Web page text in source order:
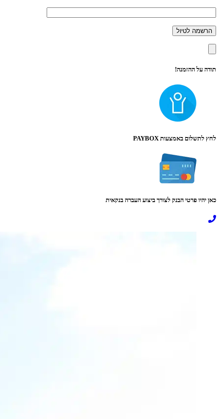
תודה על ההזמנה!
לחץ לתשלום באמצעות PAYBOX
כאן יהיו פרטי הבנק לצורך ביצוע העברה בנקאית